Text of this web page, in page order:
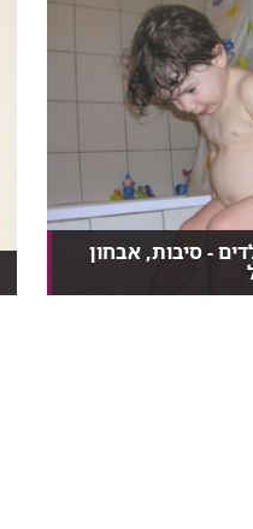
- סיבות, אבחון
אצל יותר מ-95% מהילדים,